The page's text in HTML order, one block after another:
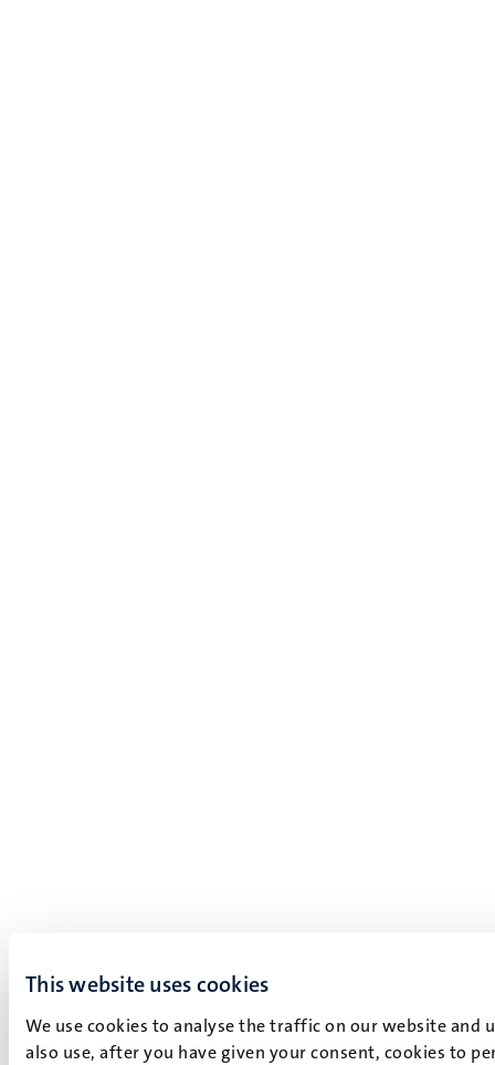
This website uses cookies
We use cookies to analyse the traffic on our website and
also use, after you have given your consent, cookies to